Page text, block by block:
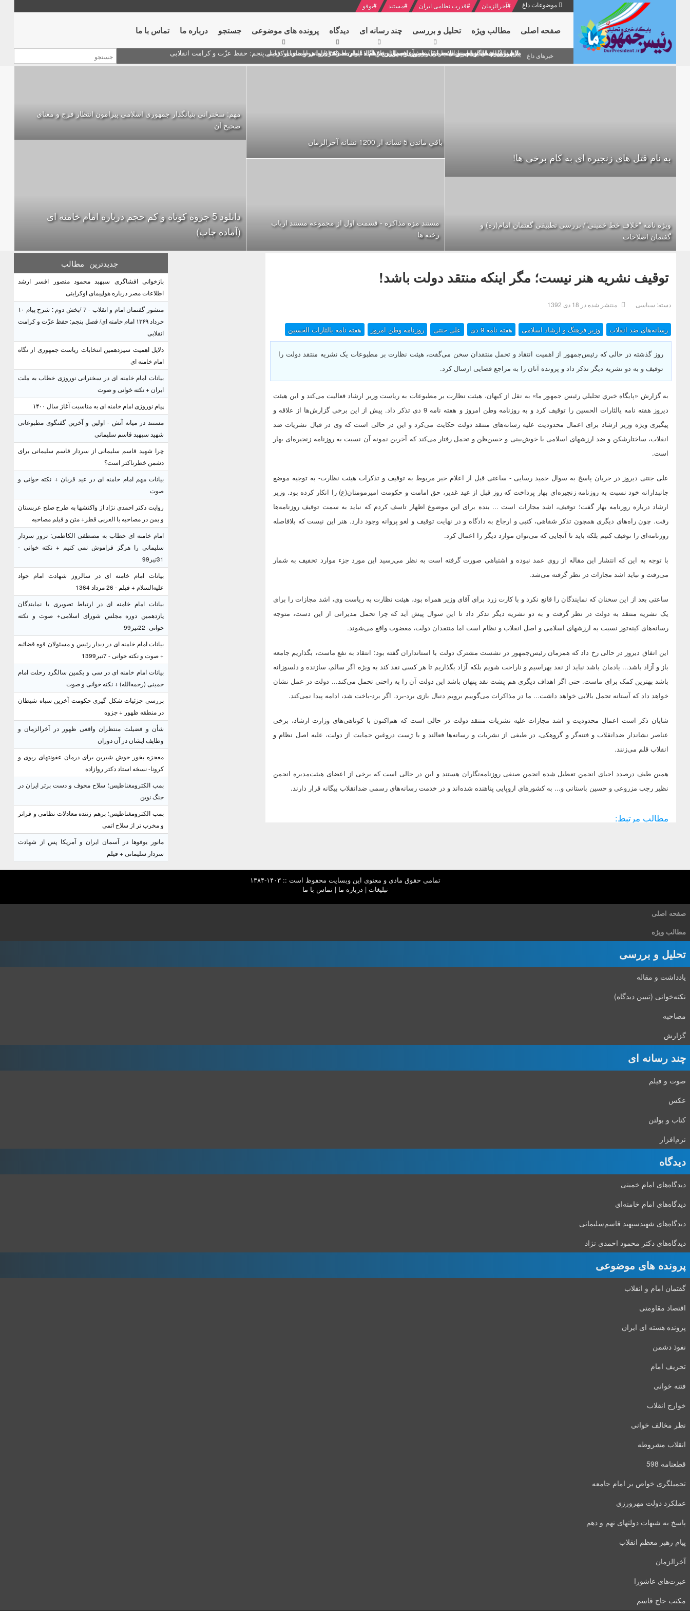
موضوعات داغ #آخرالزمان #قدرت نظامی ایران #مستند #یوفو
صفحه اصلی مطالب ویژه تحلیل و بررسی چند رسانه ای دیدگاه‌ پرونده های موضوعی جستجو درباره ما تماس با ما
خبرهای داغ منشور گفتمان امام و انقلاب - 7 /بخش دوم : شرح پیام ۱۰ خرداد ۱۳۶۹ امام خامنه ای/ فصل پنجم: حفظ عزّت و کرامت انقلابی
بازخوانی افشاگری سپهبد محمود منصور افسر ارشد اطلاعات مصر درباره هواپیمای اوکراینی
دلایل اهمیت سیزدهمین انتخابات ریاست جمهوری از نگاه امام خامنه ای
بیانات امام خامنه ای در سخنرانی نوروزی خطاب به ملت ایران + نکته خوانی و صوت
پیام نوروزی امام خامنه ای به مناسبت آغاز سال ۱۴۰۰
به نام قتل های زنجیره ای به کام برخی ها!
ویژه نامه "خلاف خط خمینی"/ بررسی تطبیقی گفتمان امام(ره) و
گفتمان اصلاحات
باقي ماندن 5 نشانه از 1200 نشانه‌ آخرالزمان
مستند مزه مذاکره - قسمت اول از مجموعه مستند ارباب
رخنه ها
مهم: سخنرانی بنیانگذار جمهوری اسلامی پیرامون انتظار فرج و معناى
صحيح آن
دانلود 5 جزوه كوتاه و كم حجم درباره امام خامنه ای
(آماده چاپ)
توقیف نشریه هنر نیست؛ مگر اینکه منتقد دولت باشد!
دسته: سیاسی منتشر شده در 18 دی 1392
رسانه‌های ضد انقلاب وزیر فرهنگ و ارشاد اسلامی هفته نامه 9 دی علی جنتی روزنامه وطن امروز هفته نامه یالثارات الحسین
روز گذشته در حالی که رئیس‌جمهور از اهمیت انتقاد و تحمل منتقدان سخن می‌گفت، هیئت نظارت بر مطبوعات یک نشریه منتقد دولت را
توقیف و به دو نشریه دیگر تذکر داد و پرونده آنان را به مراجع قضایی ارسال کرد.
به گزارش «پايگاه خبري تحليلي رئيس جمهور ما» به نقل از کیهان،‌ هیئت نظارت بر مطبوعات به ریاست وزیر ارشاد فعالیت می‌کند و این هیئت
دیروز هفته نامه یالثارات الحسین را توقیف کرد و به روزنامه وطن امروز و هفته نامه 9 دی تذکر داد. پیش از این برخی گزارش‌ها از علاقه و
پیگیری ویژه وزیر ارشاد برای اعمال محدودیت علیه رسانه‌های منتقد دولت حکایت می‌کرد و این در حالی است که وی در قبال نشریات ضد
انقلاب، ساختارشکن و ضد ارزشهای اسلامی با خوش‌بینی و حسن‌ظن و تحمل رفتار می‌کند که آخرین نمونه آن نسبت به روزنامه زنجیره‌ای بهار
است.
علی جنتی دیروز در جریان پاسخ به سوال حمید رسایی - ساعتی قبل از اعلام خبر مربوط به توقیف و تذکرات هیئت نظارت- به توجیه موضع
جانبدارانه خود نسبت به روزنامه زنجیره‌ای بهار پرداخت که روز قبل از عید غدیر، حق امامت و حکومت امیرمومنان(ع) را انکار کرده بود. وزیر
ارشاد درباره روزنامه بهار گفت؛ توقیف، اشد مجازات است ... بنده برای این موضوع اظهار تاسف کردم که نباید به سمت توقیف روزنامه‌ها
رفت. چون راه‌های دیگری همچون تذکر شفاهی، کتبی و ارجاع به دادگاه و در نهایت توقیف و لغو پروانه وجود دارد. هنر این نیست که بلافاصله
روزنامه‌ای را توقیف کنیم بلکه باید تا آنجایی که می‌توان موارد دیگر را اعمال کرد.
با توجه به این که انتشار این مقاله از روی عمد نبوده و اشتباهی صورت گرفته است به نظر می‌رسید این مورد جزء موارد تخفیف به شمار
می‌رفت و نباید اشد مجازات در نظر گرفته می‌شد.
ساعتی بعد از این سخنان که نمایندگان را قانع نکرد و با کارت زرد برای آقای وزیر همراه بود، هیئت نظارت به ریاست وی، اشد مجازات را برای
یک نشریه منتقد به دولت در نظر گرفت و به دو نشریه دیگر تذکر داد تا این سوال پیش آید که چرا تحمل مدیرانی از این دست، متوجه
رسانه‌های کینه‌توز نسبت به ارزشهای اسلامی و اصل انقلاب و نظام است اما منتقدان دولت، مغضوب واقع می‌شوند.
این اتفاق دیروز در حالی رخ داد که همزمان رئیس‌جمهور در نشست مشترک دولت با استانداران گفته بود: انتقاد به نفع ماست، بگذاریم جامعه
باز و آزاد باشد... یادمان باشد نباید از نقد بهراسیم و ناراحت شویم بلکه آزاد بگذاریم تا هر کسی نقد کند به ویژه اگر سالم، سازنده و دلسوزانه
باشد بهترین کمک برای ماست. حتی اگر اهداف دیگری هم پشت نقد پنهان باشد این دولت آن را به راحتی تحمل می‌کند... دولت در عمل نشان
خواهد داد که آستانه تحمل بالایی خواهد داشت... ما در مذاکرات می‌گوییم برویم دنبال بازی برد-برد. اگر برد-باخت شد، ادامه پیدا نمی‌کند.
شایان ذکر است اعمال محدودیت و اشد مجازات علیه نشریات منتقد دولت در حالی است که هم‌اکنون با کوتاهی‌های وزارت ارشاد، برخی
عناصر نشاندار ضدانقلاب و فتنه‌گر و گروهکی، در طیفی از نشریات و رسانه‌ها فعالند و با ژست دروغین حمایت از دولت، علیه اصل نظام و
انقلاب قلم می‌زنند.
همین طیف درصدد احیای انجمن تعطیل شده انجمن صنفی روزنامه‌نگاران هستند و این در حالی است که برخی از اعضای هیئت‌مدیره انجمن
نظیر رجب مزروعی و حسین باستانی و... به کشورهای اروپایی پناهنده شده‌اند و در خدمت رسانه‌های رسمی ضدانقلاب بیگانه قرار دارند.
مطالب مرتبط:
جدیدترین مطالب
بازخوانی افشاگری سپهبد محمود منصور افسر ارشد
اطلاعات مصر درباره هواپیمای اوکراینی
منشور گفتمان امام و انقلاب - 7 /بخش دوم : شرح پیام ۱۰
خرداد ۱۳۶۹ امام خامنه ای/ فصل پنجم: حفظ عزّت و کرامت
انقلابی
دلایل اهمیت سیزدهمین انتخابات ریاست جمهوری از نگاه
امام خامنه ای
بیانات امام خامنه ای در سخنرانی نوروزی خطاب به ملت
ایران + نکته خوانی و صوت
پیام نوروزی امام خامنه ای به مناسبت آغاز سال ۱۴۰۰
مستند در میانه آتش - اولین و آخرین گفتگوی مطبوعاتی
شهید سپهبد قاسم سلیمانی
چرا شهید قاسم سلیمانی از سردار قاسم سلیمانی برای
دشمن خطرناکتر است؟
بیانات مهم امام خامنه ای در عید قربان + نکته خوانی و
صوت
روایت دکتر احمدی نژاد از واکنشها به طرح صلح عربستان
و یمن در مصاحبه با العربی قطر+ متن و فیلم مصاحبه
امام خامنه ای خطاب به مصطفی الکاظمی: ترور سردار
سلیمانی را هرگز فراموش نمی کنیم + نکته خوانی -
31تیر99
بیانات امام خامنه ای در سالروز شهادت امام جواد
علیه‌السلام + فیلم - 26 مرداد 1364
بیانات امام خامنه ای در ارتباط تصویری با نمایندگان
یازدهمین دوره مجلس شورای اسلامی+ صوت و نکته
خوانی- 22تیر99
بیانات امام خامنه ای در دیدار رئیس و مسئولان قوه قضائیه
+ صوت و نکته خوانی - 7تیر1399
بیانات امام خامنه ای در سی و یکمین سالگرد رحلت امام
خمینی (رحمه‌الله) + نکته خوانی و صوت
بررسی جزئیات شکل گیری حکومت آخرین سپاه شیطان
در منطقه ظهور + جزوه
شأن و فضیلت منتظران واقعی ظهور در آخرالزمان و
وظایف ایشان در آن دوران
معجزه بخور جوش شیرین برای درمان عفونتهای ریوی و
کرونا- نسخه استاد دکتر روازاده
بمب الکترومغناطیس؛ سلاح مخوف و دست برتر ایران در
جنگ نوین
بمب الکترومغناطیس؛ برهم زننده معادلات نظامی و فراتر
و مخرب تر از سلاح اتمی
مانور یوفوها در آسمان ایران و آمریکا پس از شهادت
سردار سلیمانی + فیلم
تمامی حقوق مادی و معنوی این وبسایت محفوظ است :: ۱۴۰۳-۱۳۸۴
تبلیغات | درباره ما |تماس با ما
صفحه اصلی
مطالب ویژه
تحلیل و بررسی
یادداشت و مقاله
نکته‌خوانی (تبیین دیدگاه)
مصاحبه
گزارش
چند رسانه ای
صوت و فیلم
عکس
کتاب و بولتن
نرم‌افزار
دیدگاه‌
دیدگاه‌های امام خمینی
دیدگاه‌های امام خامنه‌ای
دیدگاه‌های شهید‌سپهبد قاسم‌سلیمانی
دیدگاه‌های دکتر محمود احمدی نژاد
پرونده های موضوعی
گفتمان امام و انقلاب
اقتصاد مقاومتی
پرونده هسته ای ایران
نفوذ دشمن
تحریف امام
فتنه خوانی
خوارج انقلاب
نظر مخالف خوانی
انقلاب مشروطه
قطعنامه 598
تحمیلگری خواص بر امام جامعه
عملکرد دولت مهرورزی
پاسخ به شبهات دولتهای نهم و دهم
پیام رهبر معظم انقلاب
آخرالزمان
عبرت‌های عاشورا
مکتب حاج قاسم